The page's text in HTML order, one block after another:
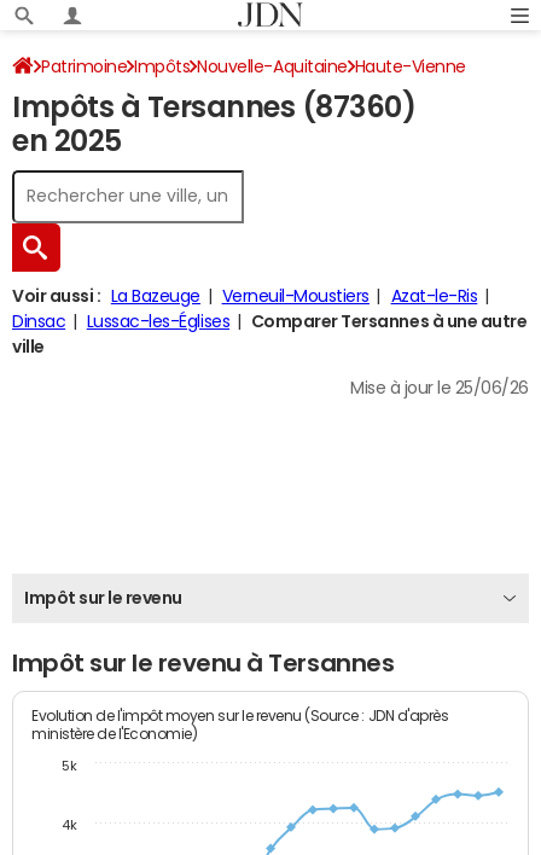
Patrimoine Impôts Nouvelle-Aquitaine Haute-Vienne
Tersannes Impôt sur le revenu
Impôts à Tersannes (87360)
en 2025
Voir aussi : La Bazeuge Verneuil-Moustiers
Azat-le-Ris
Dinsac
Lussac-les-Églises
Comparer Tersannes à une autre
ville
Mise à jour le 25/06/26
Impôt sur le revenu
Impôt sur le revenu à Tersannes
Evolution de l'impôt moyen sur le revenu (Source : JDN d'après
ministère de l'Economie)
4k
5k